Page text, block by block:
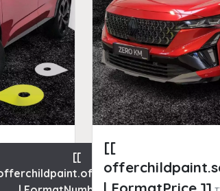
[[
[[
| FormatPrice ]]